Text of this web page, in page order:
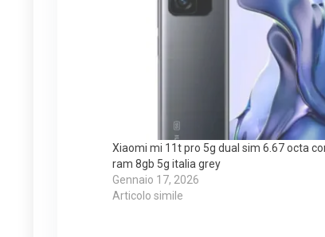
Xiaomi mi 11t pro 5g dual sim 6.67 octa
ram 8gb 5g italia grey
Gennaio 17, 2026
Articolo simile